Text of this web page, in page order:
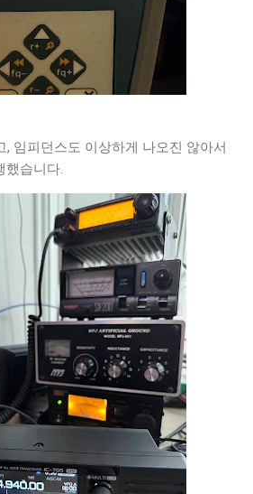
, 임피던스도 이상하게 나오진 않아서
했습니다.